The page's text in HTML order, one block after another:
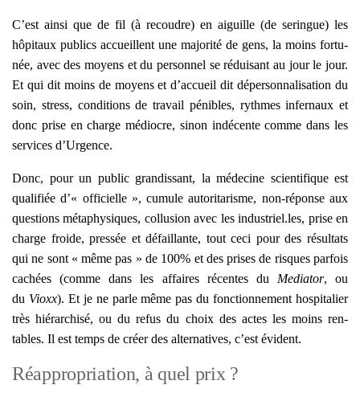
C’est ain­si que de fil (à recoudre) en aiguille (de seringue) les
hôpi­taux publics accueillent une majo­ri­té de gens, la moins for­tu­
née, avec des moyens et du per­son­nel se rédui­sant au jour le jour.
Et qui dit moins de moyens et d’accueil dit déper­son­na­li­sa­tion du
soin, stress, condi­tions de tra­vail pénibles, rythmes infer­naux et
donc prise en charge médiocre, sinon indé­cente comme dans les
ser­vices d’Urgence.
Donc, pour un public gran­dis­sant, la méde­cine scien­ti­fique est
qua­li­fiée d’« offi­cielle », cumule auto­ri­ta­risme, non-réponse aux
ques­tions méta­phy­siques, col­lu­sion avec les industriel.les, prise en
charge froide, pres­sée et défaillante, tout ceci pour des résul­tats
qui ne sont « même pas » de 100% et des prises de risques par­fois
cachées (comme dans les affaires récentes du Media­tor, ou
du Vioxx). Et je ne parle même pas du fonc­tion­ne­ment hos­pi­ta­lier
très hié­rar­chi­sé, ou du refus du choix des actes les moins ren­
tables. Il est temps de créer des alter­na­tives, c’est évident.
Réappropriation, à quel prix ?